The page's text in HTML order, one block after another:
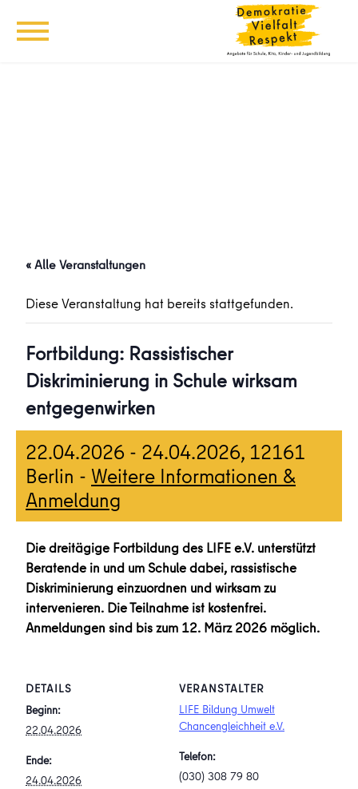
« Alle Veranstaltungen
Diese Veranstaltung hat bereits stattgefunden.
Fortbildung: Rassistischer
Diskriminierung in Schule wirksam
entgegenwirken
22.04.2026 - 24.04.2026, 12161
Berlin - Weitere Informationen &
Anmeldung
Die dreitägige Fortbildung des LIFE e.V. unterstützt
Beratende in und um Schule dabei, rassistische
Diskriminierung einzuordnen und wirksam zu
intervenieren. Die Teilnahme ist kostenfrei.
Anmeldungen sind bis zum 12. März 2026 möglich.
DETAILS
Beginn:
22.04.2026
Ende:
24.04.2026
VERANSTALTER
LIFE Bildung Umwelt
Chancengleichheit e.V.
Telefon:
(030) 308 79 80